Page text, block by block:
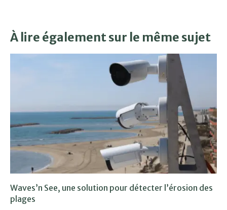
À lire également sur le même sujet
Waves’n See, une solution pour détecter l’érosion des
plages